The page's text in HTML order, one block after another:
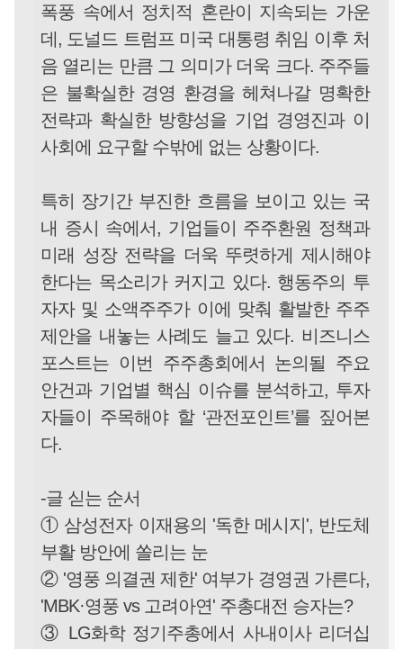
폭풍 속에서 정치적 혼란이 지속되는 가운
데, 도널드 트럼프 미국 대통령 취임 이후 처
음 열리는 만큼 그 의미가 더욱 크다. 주주들
은 불확실한 경영 환경을 헤쳐나갈 명확한
전략과 확실한 방향성을 기업 경영진과 이
사회에 요구할 수밖에 없는 상황이다.
특히 장기간 부진한 흐름을 보이고 있는 국
내 증시 속에서, 기업들이 주주환원 정책과
미래 성장 전략을 더욱 뚜렷하게 제시해야
한다는 목소리가 커지고 있다. 행동주의 투
자자 및 소액주주가 이에 맞춰 활발한 주주
제안을 내놓는 사례도 늘고 있다. 비즈니스
포스트는 이번 주주총회에서 논의될 주요
안건과 기업별 핵심 이슈를 분석하고, 투자
자들이 주목해야 할 ‘관전포인트’를 짚어본
다.
-글 싣는 순서
① 삼성전자 이재용의 '독한 메시지', 반도체
부활 방안에 쏠리는 눈
② '영풍 의결권 제한' 여부가 경영권 가른다,
'MBK·영풍 vs 고려아연' 주총대전 승자는?
③ LG화학 정기주총에서 사내이사 리더십